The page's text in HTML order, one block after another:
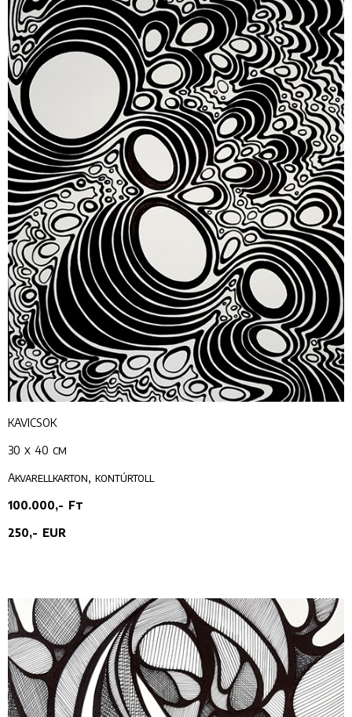
KAVICSOK
30 x 40 cm
Akvarellkarton, kontúrtoll
100.000,- Ft
250,- EUR